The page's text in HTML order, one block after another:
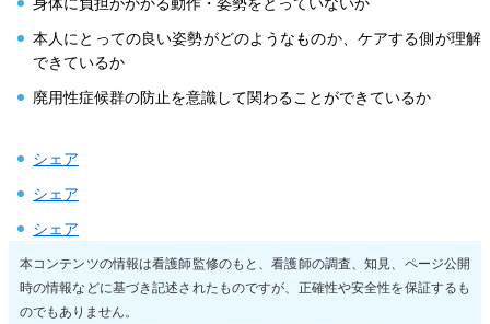
身体に負担がかかる動作・姿勢をとっていないか
本人にとっての良い姿勢がどのようなものか、ケアする側が理解
できているか
廃用性症候群の防止を意識して関わることができているか
シェア
シェア
シェア
本コンテンツの情報は看護師監修のもと、看護師の調査、知見、ページ公開
時の情報などに基づき記述されたものですが、正確性や安全性を保証するも
のでもありません。